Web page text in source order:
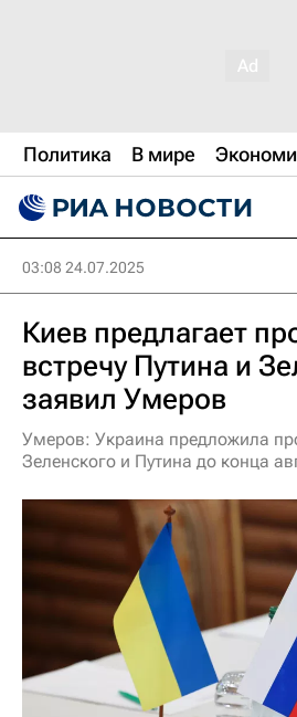
Политика В мире
03:08 24.07.2025
Киев предлагает
встречу Путина и
заявил Умеров
Умеров: Украина предложила
Зеленского и Путина до конца